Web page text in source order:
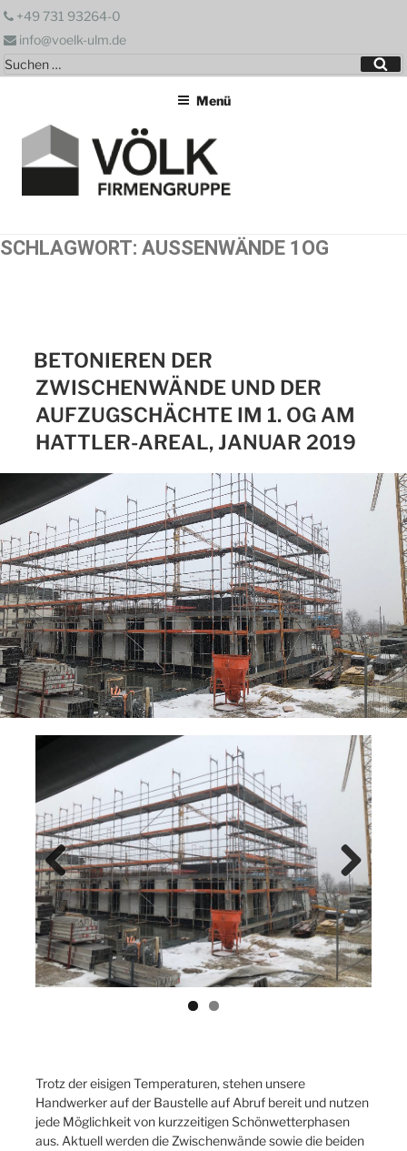
Zum
springen
+49 731 93264-0
info@voelk-ulm.de
Suchen
nach:
Menü
SCHLAGWORT: AUSSENWÄNDE 1OG
BETONIEREN DER
ZWISCHENWÄNDE UND DER
AUFZUGSCHÄCHTE IM 1. OG AM
HATTLER-AREAL, JANUAR 2019
Previ
ous
Next
Trotz der eisigen Temperaturen, stehen unsere
Handwerker auf der Baustelle auf Abruf bereit und nutzen
jede Möglichkeit von kurzzeitigen Schönwetterphasen
aus. Aktuell werden die Zwischenwände sowie die beiden